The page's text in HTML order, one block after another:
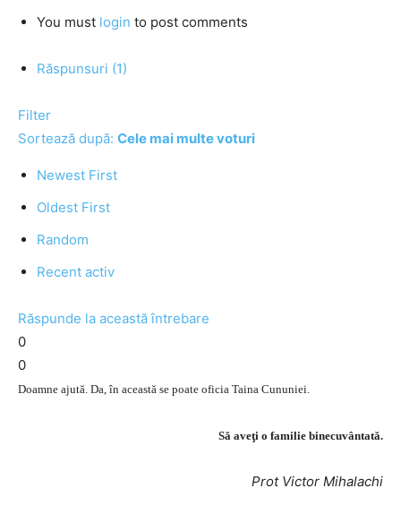
You must login to post comments
Răspunsuri (1)
Filter
Sortează după: Cele mai multe voturi
Newest First
Oldest First
Random
Recent activ
Răspunde la această întrebare
0
0
Doamne ajută. Da, în această se poate oficia Taina Cununiei.
Să aveţi o familie binecuvântată.
Prot Victor Mihalachi